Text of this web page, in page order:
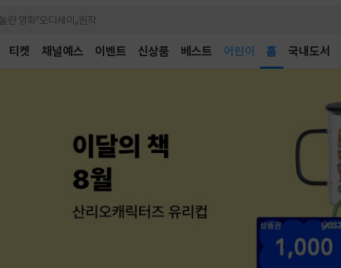
채널예스 이벤트 신상품 베스트
독후감
어린이
홈 국내도서
티켓